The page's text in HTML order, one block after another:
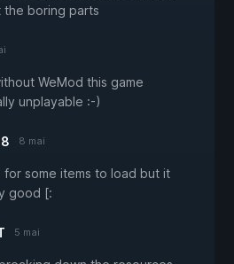
the boring parts
WeMod this game
unplayable :-)
8 mai
for some items to load but it
good [:
5 mai